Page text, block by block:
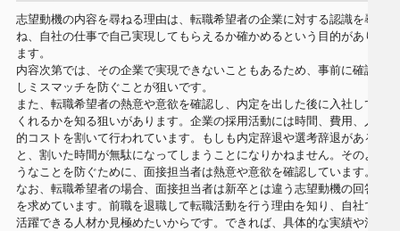
志望動機の内容を尋ねる理由は、転職希望者の企業に対する認識を尋
ね、自社の仕事で自己実現してもらえるか確かめるという目的があり
ます。
内容次第では、その企業で実現できないこともあるため、事前に確認
しミスマッチを防ぐことが狙いです。
また、転職希望者の熱意や意欲を確認し、内定を出した後に入社して
くれるかを知る狙いがあります。企業の採用活動には時間、費用、人
的コストを割いて行われています。もしも内定辞退や選考辞退がある
と、割いた時間が無駄になってしまうことになりかねません。そのよ
うなことを防ぐために、面接担当者は熱意や意欲を確認しています。
なお、転職希望者の場合、面接担当者は新卒とは違う志望動機の回答
を求めています。前職を退職して転職活動を行う理由を知り、自社で
活躍できる人材か見極めたいからです。できれば、具体的な実績や活